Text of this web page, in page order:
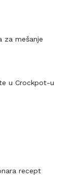
za mešanje
u Crockpot-u
recept